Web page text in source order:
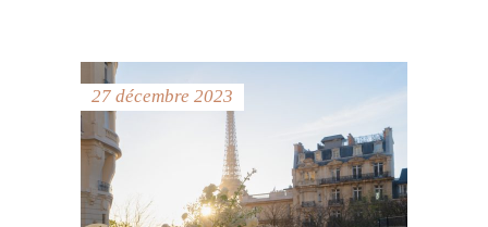
27 décembre 2023